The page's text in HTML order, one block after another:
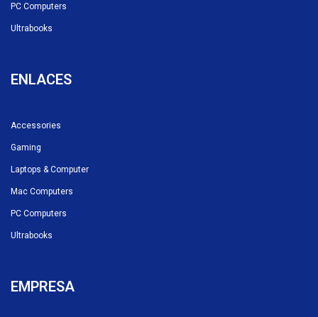
PC Computers
Ultrabooks
ENLACES
Accessories
Gaming
Laptops & Computer
Mac Computers
PC Computers
Ultrabooks
EMPRESA